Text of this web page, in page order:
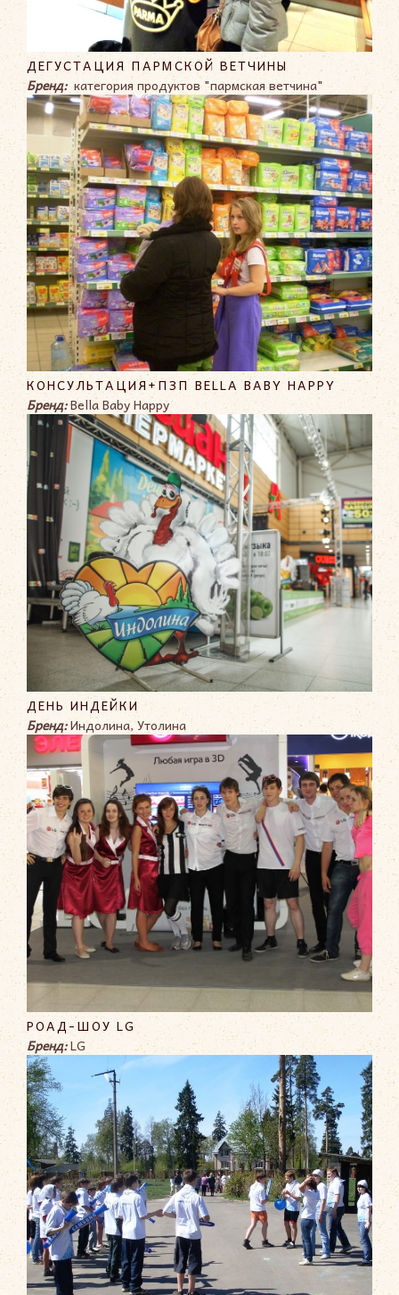
ДЕГУСТАЦИЯ ПАРМСКОЙ ВЕТЧИНЫ
Бренд:категория продуктов "пармская ветчина"
КОНСУЛЬТАЦИЯ+ПЗП BELLA BABY HAPPY
Бренд:Bella Baby Happy
ДЕНЬ ИНДЕЙКИ
Бренд:Индолина, Утолина
РОАД-ШОУ LG
Бренд:LG